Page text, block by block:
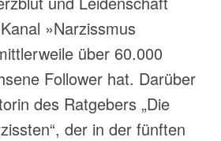
»Narzissmus
über 60.000
Follower hat. Darüber
des Ratgebers „Die
der in der fünften